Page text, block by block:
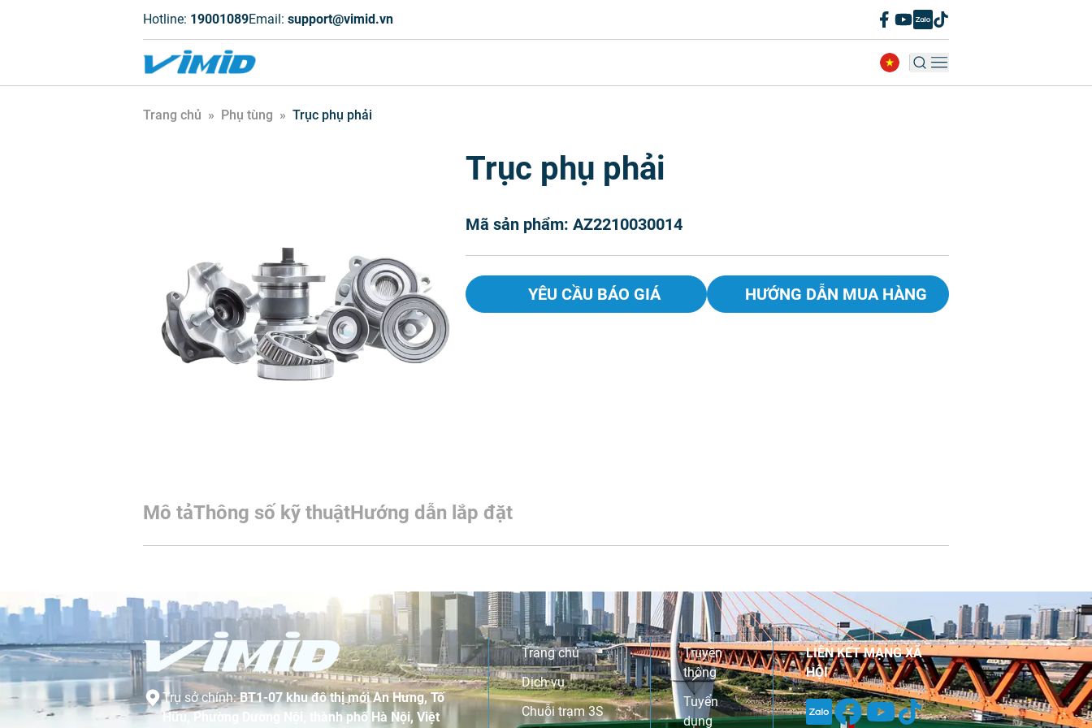
Hotline: 19001089Email: support@vimid.vn
Trang chủ » Phụ tùng » Trục phụ phải
Trục phụ phải
Mã sản phẩm: AZ2210030014
YÊU CẦU BÁO GIÁ HƯỚNG DẪN MUA HÀNG
Mô tảThông số kỹ thuậtHướng dẫn lắp đặt
Trụ sở chính:BT1-07 khu đô thị mới An Hưng, Tố
Hữu, Phường Dương Nội, thành phố Hà Nội, Việt
Trang chủ
Dịch vụ
Chuỗi trạm 3S
Truyền
thông
Tuyển
dụng
LIÊN KẾT MẠNG XÃ
HỘI